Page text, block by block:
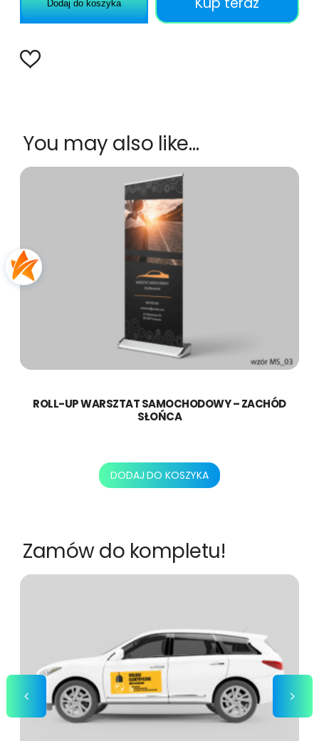
Dodaj do koszyka
You may also like…
ROLL-UP WARSZTAT SAMOCHODOWY – ZACHÓD
SŁOŃCA
DODAJ DO KOSZYKA
Zamów do kompletu!